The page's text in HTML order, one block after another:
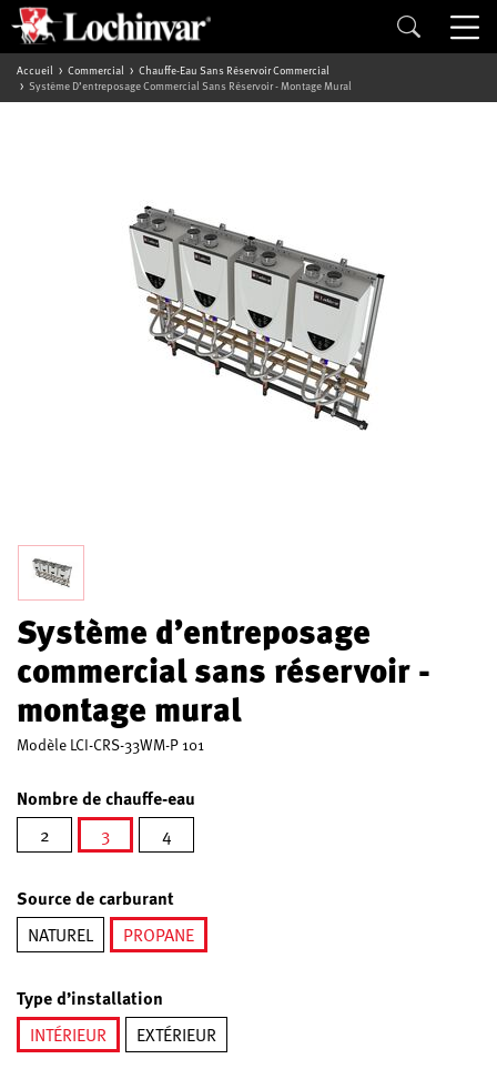
Accueil Commercial
Chauffe-Eau Sans Réservoir Commercial
Système D’entreposage Commercial Sans Réservoir - Montage Mural
Système d’entreposage
commercial sans réservoir -
montage mural
ModèleLCI-CRS-33WM-P 101
Nombre de chauffe-eau
2
3
4
Source de carburant
NATUREL
PROPANE
Type d’installation
INTÉRIEUR
EXTÉRIEUR